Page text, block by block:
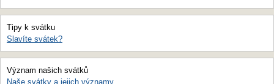
Tipy k svátku
Slavíte svátek?
Význam našich svátků
Naše svátky a jejich významy